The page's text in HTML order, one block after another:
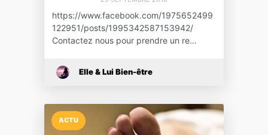
https://www.facebook.com/1975652499
122951/posts/1995342587153942/
Contactez nous pour prendre un re…
Elle & Lui Bien-être
ACTU